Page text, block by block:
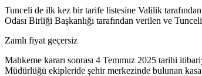
Tunceli de ilk kez bir tarife listesine Valilik
Odası Birliği Başkanlığı tarafından verilen ve
Zamlı fiyat geçersiz
Mahkeme kararı sonrası 4 Temmuz 2025 tarihi
Müdürlüğü ekipleride şehir merkezinde bulunan